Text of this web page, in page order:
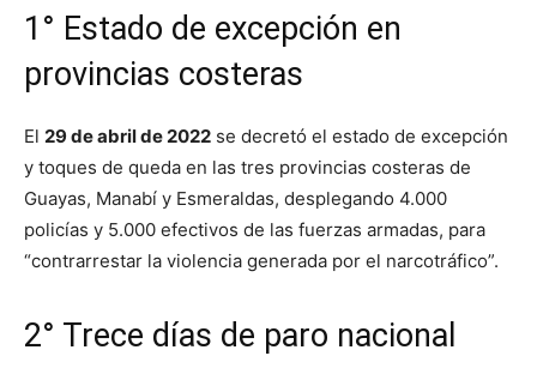
1° Estado de excepción en
provincias costeras
El 29 de abril de 2022 se decretó el estado de excepción
y toques de queda en las tres provincias costeras de
Guayas, Manabí y Esmeraldas, desplegando 4.000
policías y 5.000 efectivos de las fuerzas armadas, para
“contrarrestar la violencia generada por el narcotráfico”.
2° Trece días de paro nacional